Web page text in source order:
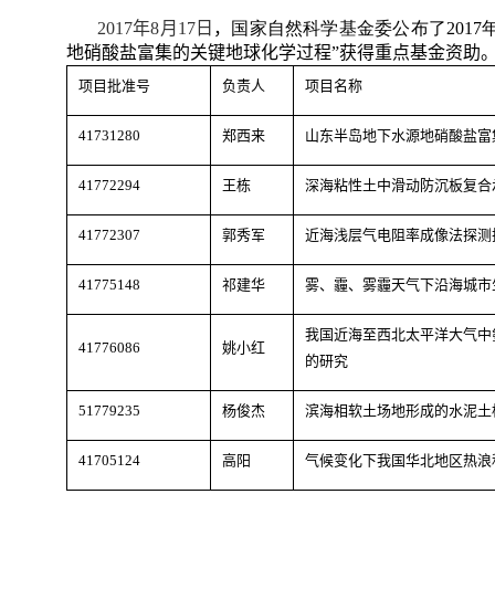
2017年8月 17日 ， 国家自然科学基金委公布了2017
地硝酸盐富集的关键地球化学过程”获得重点基金资助
项目批准号 负责人 项目名称
41731280 郑西来 山东半岛地下水源地硝酸盐
41772294 王栋 深海粘性土中滑动防沉板复
41772307 郭秀军 近海浅层气电阻率成像法探
41775148 祁建华 雾、霾、雾霾天气下沿海城
41776086 姚小红
我国近海至西北太平洋大气
的研究
51779235 杨俊杰 滨海相软土场地形成的水泥
41705124 高阳 气候变化下我国华北地区热